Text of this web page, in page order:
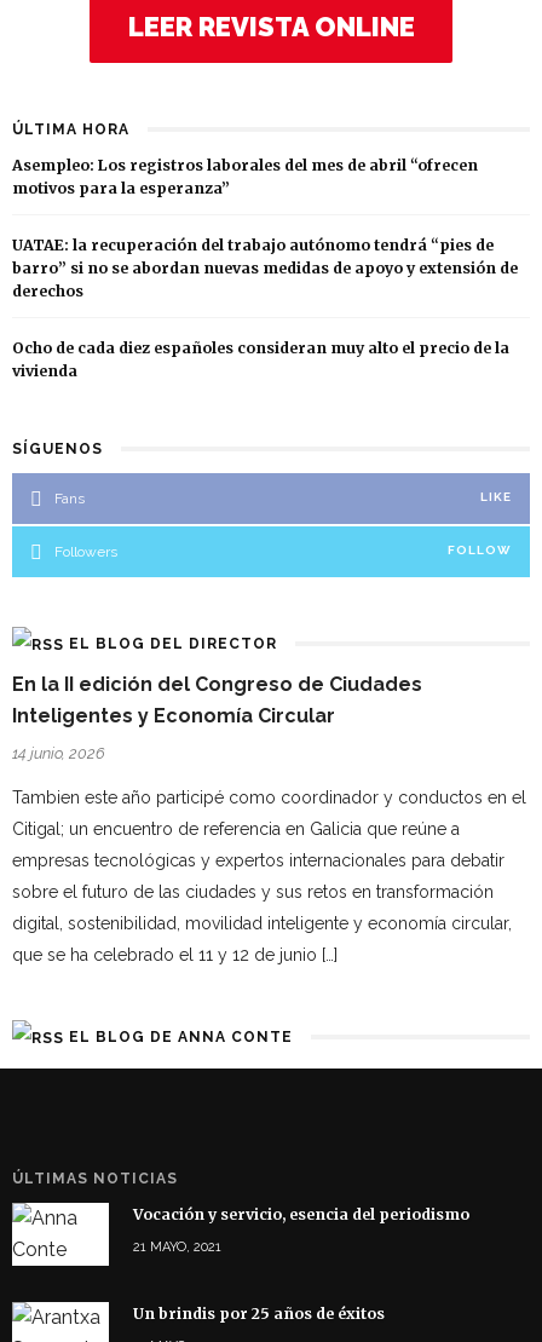
LEER REVISTA ONLINE
ÚLTIMA HORA
Asempleo: Los registros laborales del mes de abril “ofrecen
motivos para la esperanza”
UATAE: la recuperación del trabajo autónomo tendrá “pies de
barro” si no se abordan nuevas medidas de apoyo y extensión de
derechos
Ocho de cada diez españoles consideran muy alto el precio de la
vivienda
SÍGUENOS
Fans LIKE
Followers FOLLOW
EL BLOG DEL DIRECTOR
En la II edición del Congreso de Ciudades
Inteligentes y Economía Circular
14 junio, 2026
Tambien este año participé como coordinador y conductos en el
Citigal; un encuentro de referencia en Galicia que reúne a
empresas tecnológicas y expertos internacionales para debatir
sobre el futuro de las ciudades y sus retos en transformación
digital, sostenibilidad, movilidad inteligente y economía circular,
que se ha celebrado el 11 y 12 de junio […]
EL BLOG DE ANNA CONTE
ÚLTIMAS NOTICIAS
Vocación y servicio, esencia del periodismo
21 MAYO, 2021
Un brindis por 25 años de éxitos